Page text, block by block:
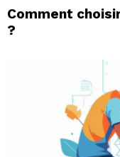
Comment
?